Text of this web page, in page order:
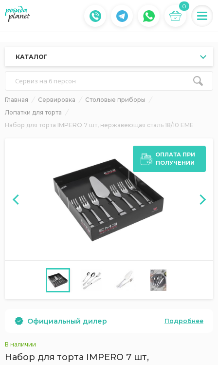
0
КАТАЛОГ
Сервиз на 6 персон
Главная Сервировка
Столовые приборы
Лопатки для торта
Набор для торта IMPERO 7 шт, нержавеющая сталь 18/10 EME
ОПЛАТА ПРИ
ПОЛУЧЕНИИ
Официальный дилер Подробнее
В наличии
Набор для торта IMPERO 7 шт,